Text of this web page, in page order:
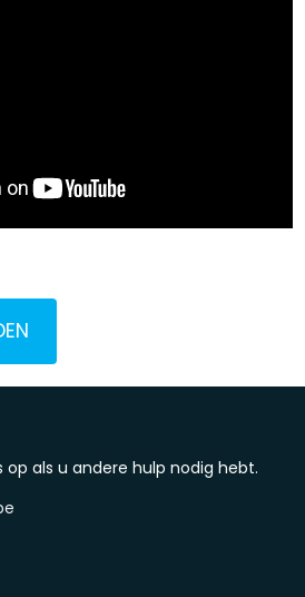
als u andere hulp nodig hebt.